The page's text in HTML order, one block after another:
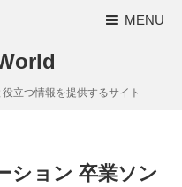
MENU
立つ情報を提供するサイト
ション 卒業ソン